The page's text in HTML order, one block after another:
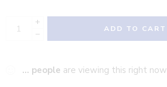
+
−
ADD TO CART
... people are viewing this right now